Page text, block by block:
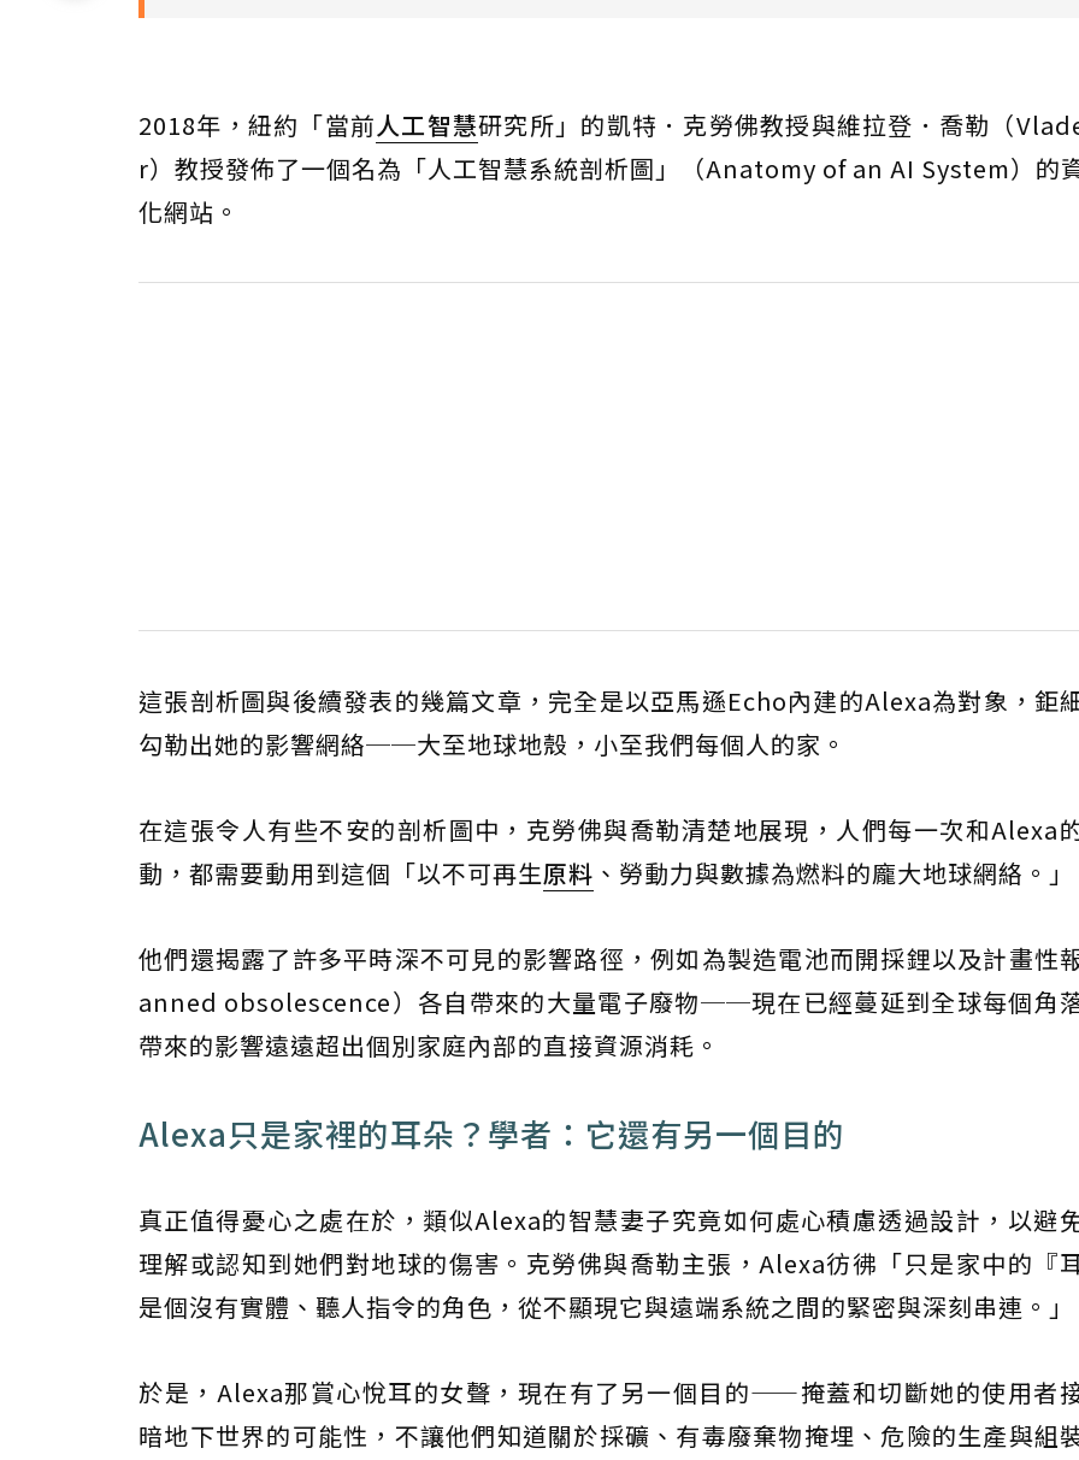
2018年，紐約「當前人工智慧研究所」的凱特．克勞佛教授與維拉登．喬勒（
r）教授發佈了一個名為「人工智慧系統剖析圖」（Anatomy of an AI System）的
化網站。
這張剖析圖與後續發表的幾篇文章，完全是以亞馬遜Echo內建的Alexa為對象，鉅
勾勒出她的影響網絡──大至地球地殼，小至我們每個人的家。
在這張令人有些不安的剖析圖中，克勞佛與喬勒清楚地展現，人們每一次和Alexa
動，都需要動用到這個「以不可再生原料 、勞動力與數據為燃料的龐大地球網絡。」
他們還揭露了許多平時深不可見的影響路徑，例如為製造電池而開採鋰以及計畫性
anned obsolescence）各自帶來的大量電子廢物──現在已經蔓延到全球每個角
帶來的影響遠遠超出個別家庭內部的直接資源消耗。
Alexa只是家裡的耳朵？學者：它還有另一個目的
真正值得憂心之處在於，類似Alexa的智慧妻子究竟如何處心積慮透過設計，以避
理解或認知到她們對地球的傷害。克勞佛與喬勒主張，Alexa彷彿「只是家中的『
是個沒有實體、聽人指令的角色，從不顯現它與遠端系統之間的緊密與深刻串連。」
於是，Alexa那賞心悅耳的女聲，現在有了另一個目的——掩蓋和切斷她的使用者
暗地下世界的可能性，不讓他們知道關於採礦、有毒廢棄物掩埋、危險的生產與組